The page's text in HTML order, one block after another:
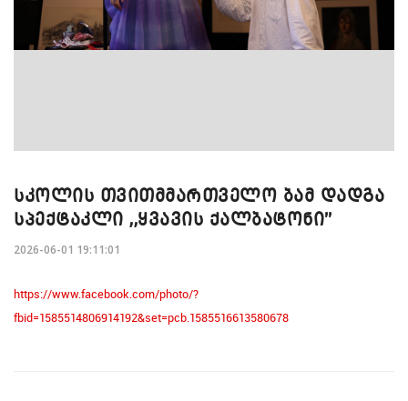
ᲡᲙᲝᲚᲘᲡ ᲗᲕᲘᲗᲛᲛᲐᲠᲗᲕᲔᲚᲝ ᲑᲐᲛ ᲓᲐᲓᲒᲐ
ᲡᲞᲔᲥᲢᲐᲙᲚᲘ ,,ᲧᲕᲐᲕᲘᲡ ᲥᲐᲚᲑᲐᲢᲝᲜᲘ''
2026-06-01 19:11:01
https://www.facebook.com/photo/?
fbid=1585514806914192&set=pcb.1585516613580678